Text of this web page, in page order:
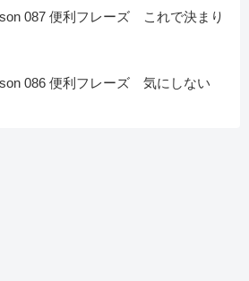
087 便利フレーズ これで決まり
086 便利フレーズ 気にしない